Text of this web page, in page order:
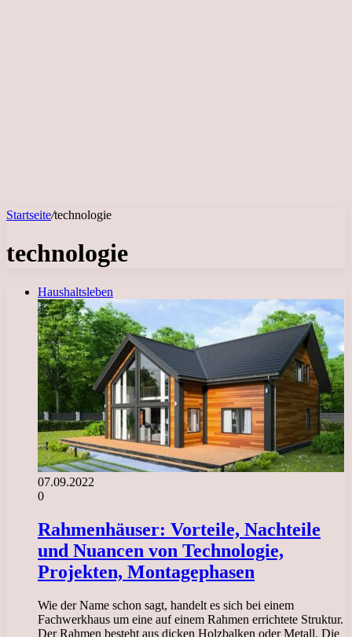
Startseite/technologie
technologie
Haushaltsleben
07.09.2022
0
Rahmenhäuser: Vorteile, Nachteile
und Nuancen von Technologie,
Projekten, Montagephasen
Wie der Name schon sagt, handelt es sich bei einem
Fachwerkhaus um eine auf einem Rahmen errichtete Struktur.
Der Rahmen besteht aus dicken Holzbalken oder Metall. Die